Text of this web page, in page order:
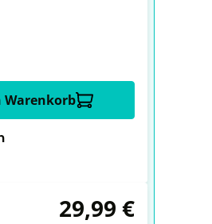
Warenkorb
29,99 €